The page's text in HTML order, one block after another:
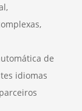
de
idiomas